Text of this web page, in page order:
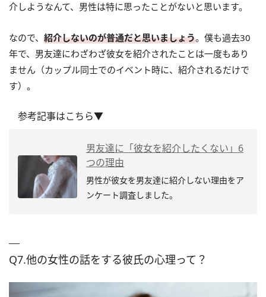
介しようなんて、男性は特に思ったことがないと思います。
なので、 紹介しないのが普通だと思いましょう。僕も過去30
年で、男友達にわざわざ彼女を紹介されたことは一度もあり
ません（カップル同士でのイベント時に、紹介されるだけで
す）。
参考記事はこちら▼
男友達に「彼女を紹介したくない」6
つの理由
男性が彼女を男友達に紹介しない理由をア
ンケート調査しました。
Q7.他の女性の話をする彼氏の心理って？